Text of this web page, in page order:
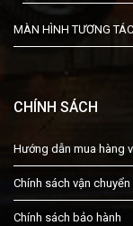
MÀN HÌNH TƯƠNG TÁC
CHÍNH SÁCH
Hướng dẫn mua hàng
Chính sách vận chuyển
Chính sách bảo hành